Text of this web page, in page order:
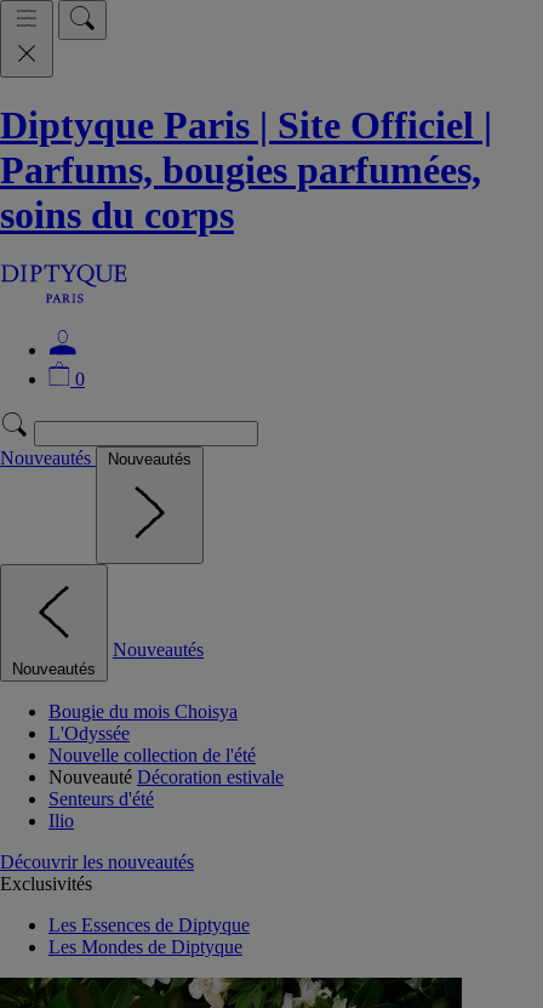
Diptyque Paris | Site Officiel |
Parfums, bougies parfumées,
soins du corps
0
Nouveautés Nouveautés
Nouveautés
Nouveautés
Bougie du mois Choisya
L'Odyssée
Nouvelle collection de l'été
Nouveauté Décoration estivale
Senteurs d'été
Ilio
Découvrir les nouveautés
Exclusivités
Les Essences de Diptyque
Les Mondes de Diptyque